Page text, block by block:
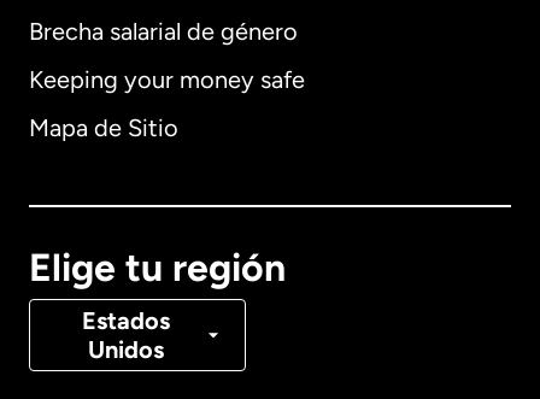
Brecha salarial de género
Keeping your money safe
Mapa de Sitio
Elige tu región
Estados
Unidos
Alemania
Canadá Français